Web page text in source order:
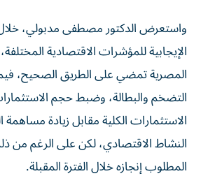
واستعرض الدكتور مصطفى مدبولي، خلال
الإيجابية للمؤشرات الاقتصادية
المصرية تمضي على الطريق الصحيح،
التضخم والبطالة، وضبط حجم
الاستثمارات الكلية مقابل زيادة
النشاط الاقتصادي، لكن على الرغم من
المطلوب إنجازه خلال الفترة المقبلة.